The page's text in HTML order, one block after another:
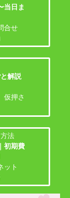
当日ま
合せ
解説
押さ
法
初期費
ット